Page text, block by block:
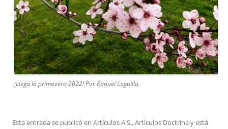
¡Llega la primavera 2022! Por Raquel Laguillo.
Esta entrada se publicó en Artículos A.S.,Artículos Doctrina y está